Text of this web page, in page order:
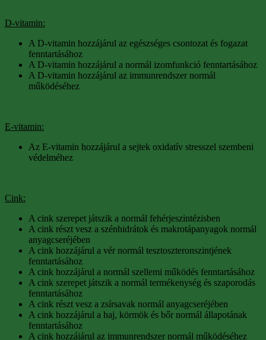
D-vitamin:
A D-vitamin hozzájárul az egészséges csontozat és fogazat
fenntartásához
A D-vitamin hozzájárul a normál izomfunkció fenntartásához
A D-vitamin hozzájárul az immunrendszer normál
működéséhez
E-vitamin:
Az E-vitamin hozzájárul a sejtek oxidatív stresszel szembeni
védelméhez
Cink:
A cink szerepet játszik a normál fehérjeszintézisben
A cink részt vesz a szénhidrátok és makrotápanyagok normál
anyagcseréjében
A cink hozzájárul a vér normál tesztoszteronszintjének
fenntartásához
A cink hozzájárul a normál szellemi működés fenntartásához
A cink szerepet játszik a normál termékenység és szaporodás
fenntartásához
A cink részt vesz a zsírsavak normál anyagcseréjében
A cink hozzájárul a haj, körmök és bőr normál állapotának
fenntartásához
A cink hozzájárul az immunrendszer normál működéséhez